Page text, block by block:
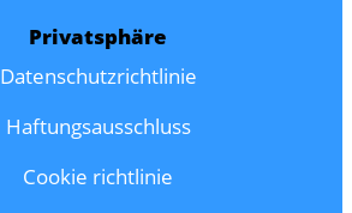
Privatsphäre
Datenschutzrichtlinie
Haftungsausschluss
Cookie richtlinie